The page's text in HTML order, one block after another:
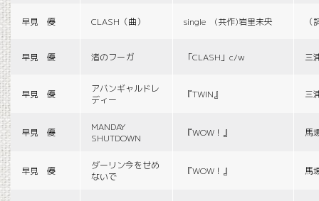
早見 優 CLASH（曲） single (共作)岩里未央
早見 優 渚のフーガ 「CLASH」c/w 三
早見 優
アバンギャルドレ
ディー
『TWIN』 三
早見 優
MANDAY
SHUTDOWN
『WOW！』 馬
早見 優
ダーリン今をせめ
ないで
『WOW！』 馬